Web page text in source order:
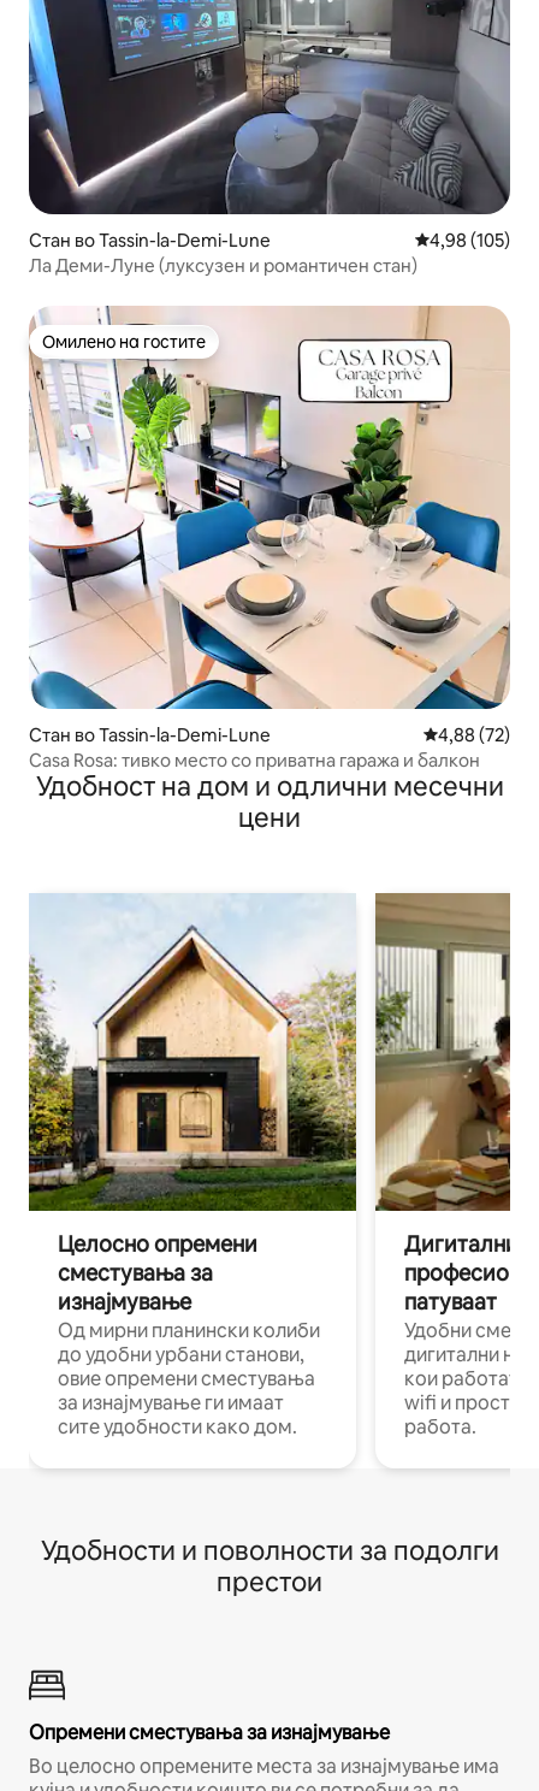
Стан во Tassin-la-Demi-Lune Просечна
4,98 (105)
Ла Деми-Луне (луксузен и романтичен стан)
Омилено на гостите
Омилено на гостите
Стан во Tassin-la-Demi-Lune Просечна
4,88 (72)
Casa Rosa: тивко место со приватна гаража и балкон
Удобност на дом и одлични месечни
цени
Целосно опремени
сместувања за
изнајмување
Од мирни планински колиби
до удобни урбани станови,
овие опремени сместувања
за изнајмување ги имаат
сите удобности како дом.
Дигитални
патуваат
Удобни
дигитални
кои работат
wifi и
работа.
Удобности и поволности за подолги
престои
Опремени сместувања за изнајмување
Во целосно опремените места за изнајмување има